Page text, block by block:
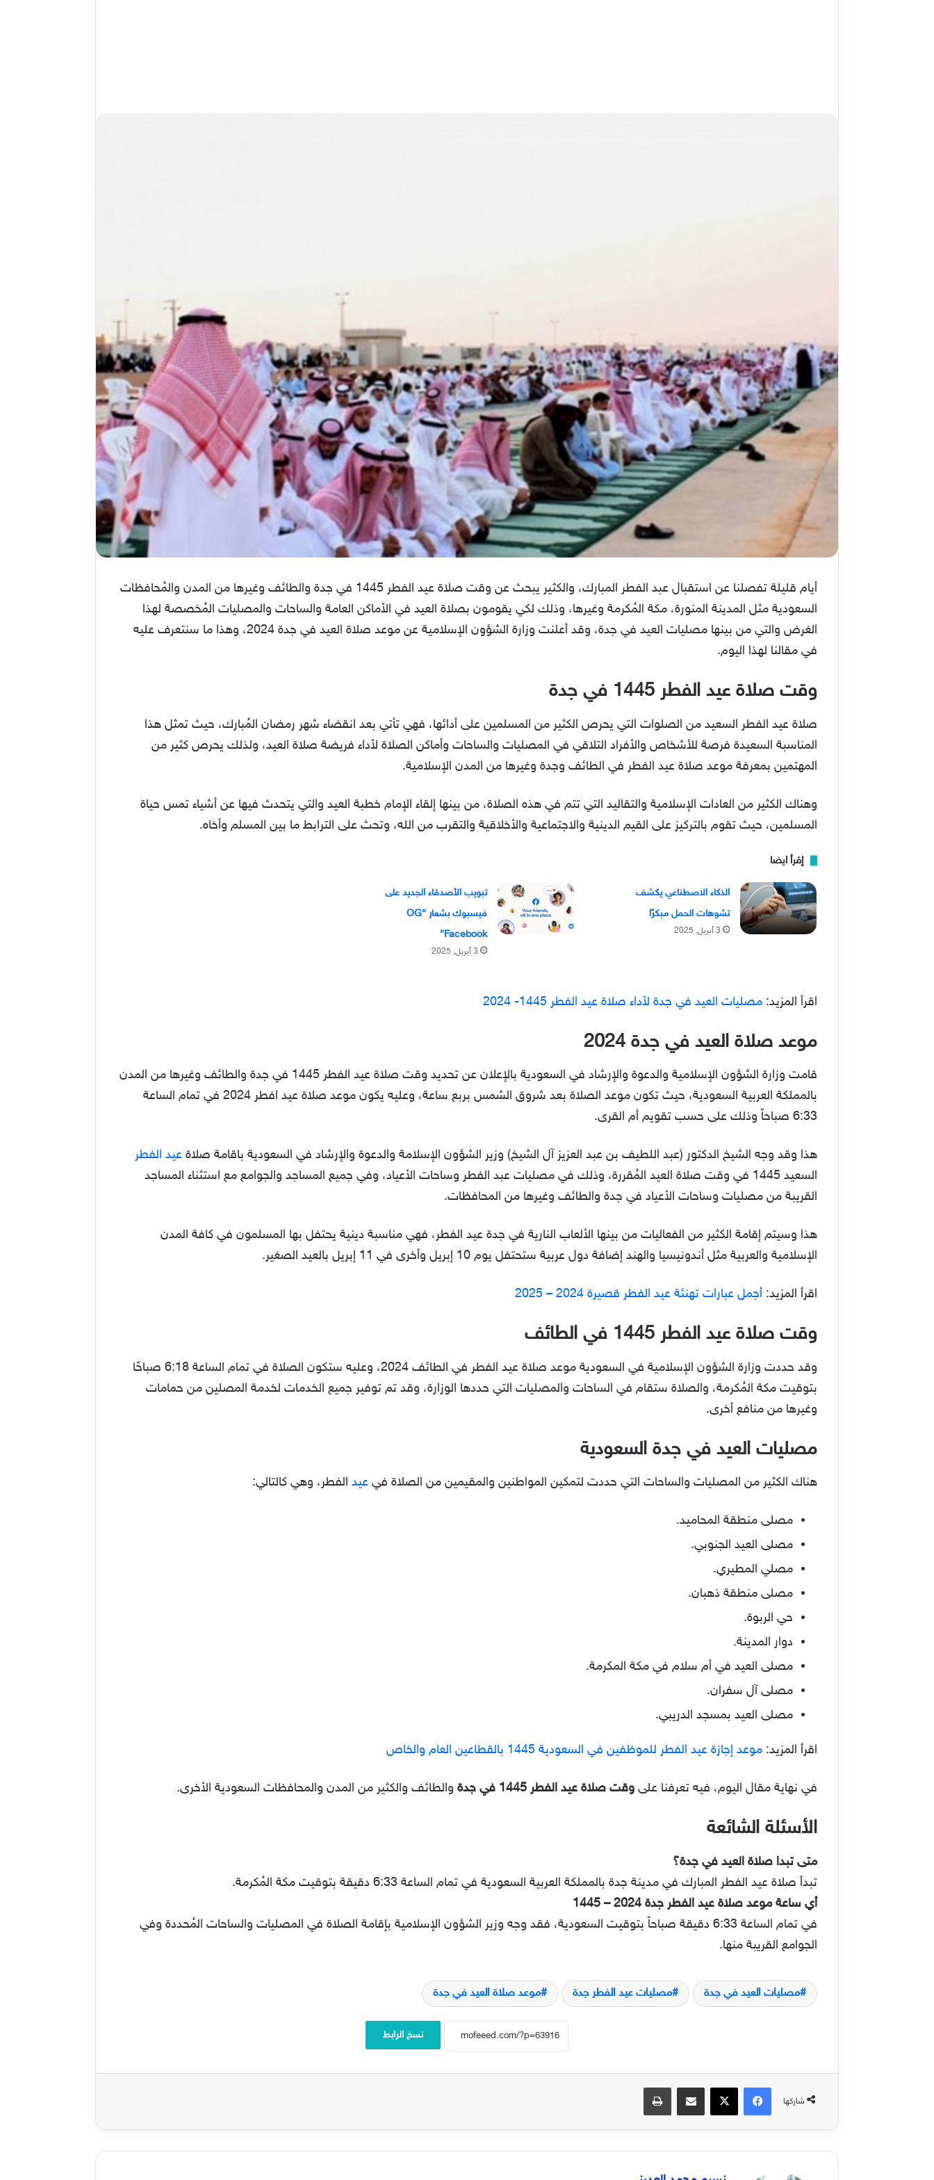
أيام قليلة تفصلنا عن استقبال عبد الفطر المبارك، والكثير يبحث عن وقت صلاة عيد الفطر 1445 في جدة والطائف وغيرها من المدن والمُحافظات
السعودية مثل المدينة المنورة، مكة المُكرمة وغيرها، وذلك لكي يقومون بصلاة العيد في الأماكن العامة والساحات والمصليات المُخصصة لهذا
الغرض والتي من بينها مصليات العيد في جدة، وقد أعلنت وزارة الشؤون الإسلامية عن موعد صلاة العيد في جدة 2024، وهذا ما سنتعرف عليه
في مقالنا لهذا اليوم.
وقت صلاة عيد الفطر 1445 في جدة
صلاة عيد الفطر السعيد من الصلوات التي يحرص الكثير من المسلمين على أدائها، فهي تأتي بعد انقضاء شهر رمضان المُبارك، حيث تمثل هذا
المناسبة السعيدة فرصة للأشخاص والأفراد التلاقي في المصليات والساحات وأماكن الصلاة لأداء فريضة صلاة العيد، ولذلك يحرص كثير من
المهتمين بمعرفة موعد صلاة عيد الفطر في الطائف وجدة وغيرها من المدن الإسلامية.
وهناك الكثير من العادات الإسلامية والتقاليد التي تتم في هذه الصلاة، من بينها إلقاء الإمام خطبة العيد والتي يتحدث فيها عن أشياء تمس حياة
المسلمين، حيث تقوم بالتركيز على القيم الدينية والاجتماعية والأخلاقية والتقرب من الله، وتحث على الترابط ما بين المسلم وأخاه.
إقرأ ايضا
الذكاء الاصطناعي يكشف
تشوهات الحمل مبكرًا
3 أبريل, 2025
تبويب الأصدقاء الجديد على
فيسبوك بشعار “OG
Facebook”
3 أبريل, 2025
اقرأ المزيد: مصليات العيد في جدة لأداء صلاة عيد الفطر 1445- 2024
موعد صلاة العيد في جدة 2024
قامت وزارة الشؤون الإسلامية والدعوة والإرشاد في السعودية بالإعلان عن تحديد وقت صلاة عيد الفطر 1445 في جدة والطائف وغيرها من المدن
بالمملكة العربية السعودية، حيث تكون موعد الصلاة بعد شروق الشمس بربع ساعة، وعليه يكون موعد صلاة عيد افطر 2024 في تمام الساعة
6:33 صباحاً وذلك على حسب تقويم أم القرى.
هذا وقد وجه الشيخ الدكتور (عبد اللطيف بن عبد العزيز آل الشيخ) وزير الشؤون الإسلامة والدعوة والإرشاد في السعودية باقامة صلاة عيد الفطر
السعيد 1445 في وقت صلاة العيد المُقررة، وذلك في مصليات عبد الفطر وساحات الأعياد، وفي جميع المساجد والجوامع مع استثناء المساجد
القريبة من مصليات وساحات الأعياد في جدة والطائف وغيرها من المحافظات.
هذا وسيتم إقامة الكثير من الفعاليات من بينها الألعاب النارية في جدة عيد الفطر، فهي مناسبة دينية يحتفل بها المسلمون في كافة المدن
الإسلامية والعربية مثل أندونيسيا والهند إضافة دول عربية ستحتفل يوم 10 إبريل وأخرى في 11 إبريل بالعيد الصغير.
اقرأ المزيد: أجمل عبارات تهنئة عيد الفطر قصيرة 2024 – 2025
وقت صلاة عيد الفطر 1445 في الطائف
وقد حددت وزارة الشؤون الإسلامية في السعودية موعد صلاة عيد الفطر في الطائف 2024، وعليه ستكون الصلاة في تمام الساعة 6:18 صباحًا
بتوقيت مكة المُكرمة، والصلاة ستقام في الساحات والمصليات التي حددها الوزارة، وقد تم توفير جميع الخدمات لخدمة المصلين من حمامات
وغيرها من منافع أخرى.
مصليات العيد في جدة السعودية
هناك الكثير من المصليات والساحات التي حددت لتمكين المواطنين والمقيمين من الصلاة في عيد الفطر، وهي كالتالي:
مصلى منطقة المحاميد.
مصلى العيد الجنوبي.
مصلي المطيري.
مصلى منطقة ذهبان.
حي الربوة.
دوار المدينة.
مصلى العيد في أم سلام في مكة المكرمة.
مصلى آل سفران.
مصلى العيد بمسجد الدريبي.
اقرأ المزيد: موعد إجازة عيد الفطر للموظفين في السعودية 1445 بالقطاعين العام والخاص
في نهاية مقال اليوم، فيه تعرفنا على وقت صلاة عيد الفطر 1445 في جدة والطائف والكثير من المدن والمحافظات السعودية الأخرى.
الأسئلة الشائعة
متى تبدا صلاة العيد في جدة؟
تبدأ صلاة عيد الفطر المبارك في مدينة جدة بالمملكة العربية السعودية في تمام الساعة 6:33 دقيقة بتوقيت مكة المُكرمة.
أي ساعة موعد صلاة عيد الفطر جدة 2024 – 1445
في تمام الساعة 6:33 دقيقة صباحاً بتوقيت السعودية، فقد وجه وزير الشؤون الإسلامية بإقامة الصلاة في المصليات والساحات المُحددة وفي
الجوامع القريبة منها.
مصليات العيد في جدة مصليات عيد الفطر جدة موعد صلاة العيد في جدة
نسخ الرابط
شاركها
فيسبوك‫X مشاركة عبر البريد طباعة